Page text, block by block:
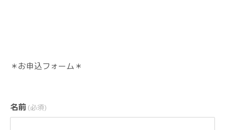
＊お申込フォーム＊
名前 (必須)